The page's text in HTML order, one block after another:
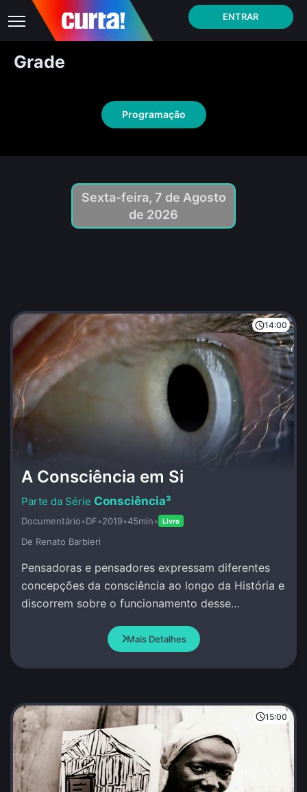
ENTRAR
Grade
Programação
Sexta-feira, 7 de Agosto
de 2026
14:00
A Consciência em Si
Consciência³
Documentário•DF•2019•45min• Livre
De Renato Barbieri
Pensadoras e pensadores expressam diferentes
concepções da consciência ao longo da História e
discorrem sobre o funcionamento desse
Mais Detalhes
15:00